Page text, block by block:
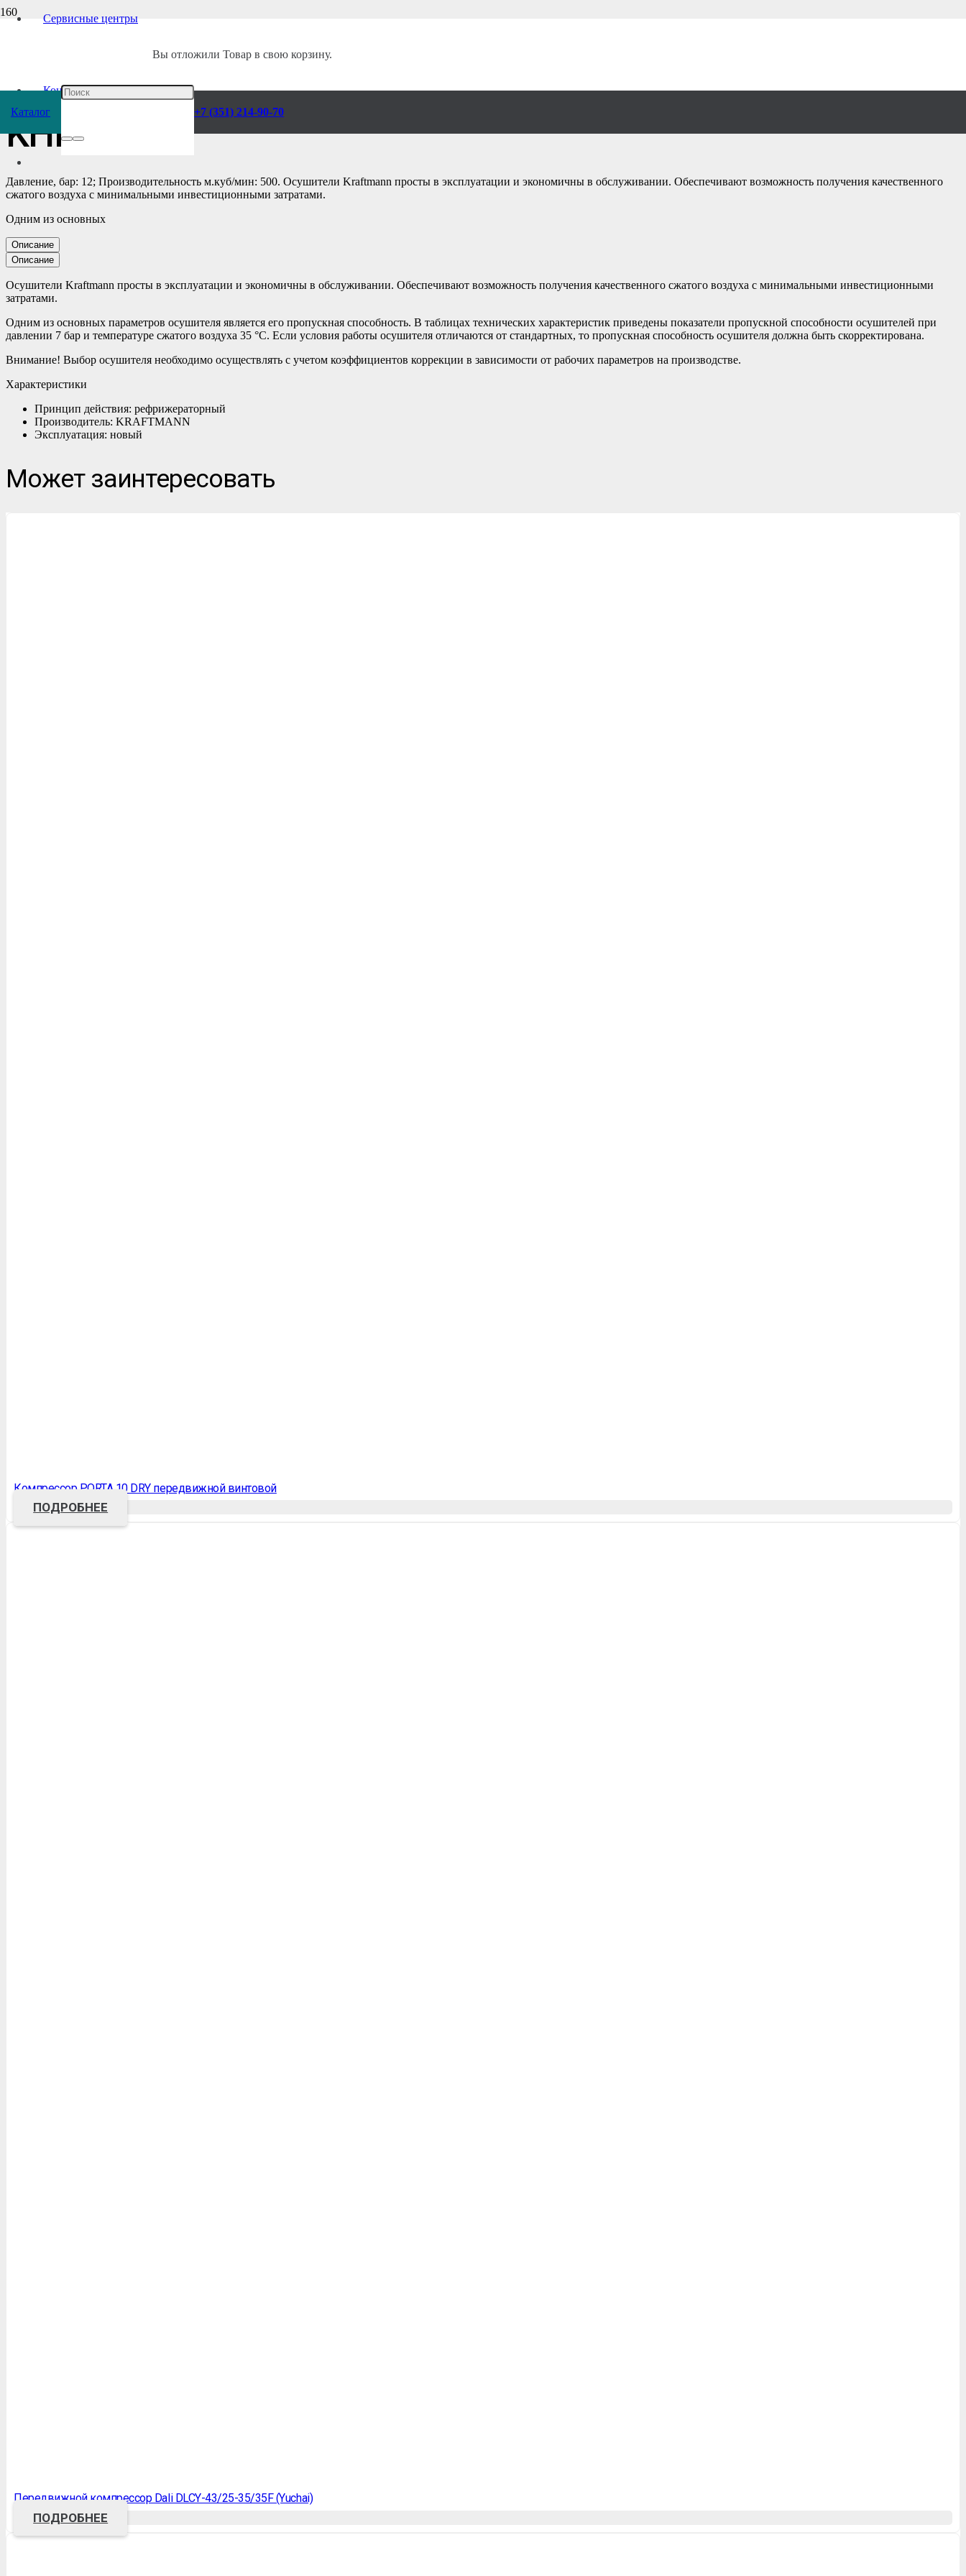
Сервисные центры
Контакты
Вы отложили Товар в свою корзину.
Каталог +7 (351) 214-90-70
Главная /Каталог/Компрессоры
Осушитель воздуха рефрижераторный KRAFTMANN
KHD 31
Давление, бар: 12; Производительность м.куб/мин: 500. Осушители Kraftmann просты в эксплуатации и экономичны в обслуживании. Обеспечивают возможность получения качественного
сжатого воздуха с минимальными инвестиционными затратами.
Одним из основных
Описание
Описание
Осушители Kraftmann просты в эксплуатации и экономичны в обслуживании. Обеспечивают возможность получения качественного сжатого воздуха с минимальными инвестиционными
затратами.
Одним из основных параметров осушителя является его пропускная способность. В таблицах технических характеристик приведены показатели пропускной способности осушителей при
давлении 7 бар и температуре сжатого воздуха 35 °С. Если условия работы осушителя отличаются от стандартных, то пропускная способность осушителя должна быть скорректирована.
Внимание! Выбор осушителя необходимо осуществлять с учетом коэффициентов коррекции в зависимости от рабочих параметров на производстве.
Характеристики
Принцип действия: рефрижераторный
Производитель: KRAFTMANN
Эксплуатация: новый
Может заинтересовать
Компрессор PORTA 10 DRY передвижной винтовой
ПОДРОБНЕЕ
Передвижной компрессор Dali DLCY-43/25-35/35F (Yuchai)
ПОДРОБНЕЕ